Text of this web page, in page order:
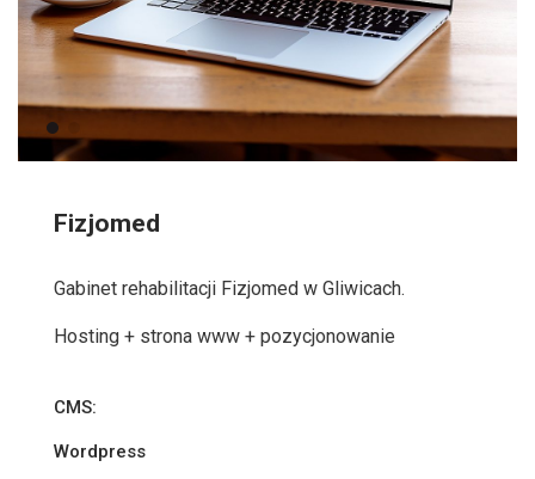
Fizjomed
Gabinet rehabilitacji Fizjomed w Gliwicach.
Hosting + strona www + pozycjonowanie
CMS:
Wordpress